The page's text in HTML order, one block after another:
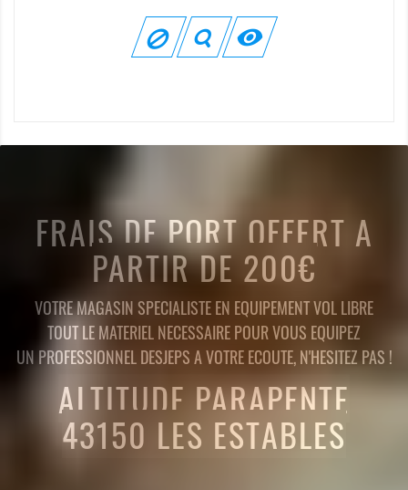
base

FRAIS DE PORT OFFERT A
PARTIR DE 200€
VOTRE MAGASIN SPECIALISTE EN EQUIPEMENT VOL LIBRE
TOUT LE MATERIEL NECESSAIRE POUR VOUS EQUIPEZ
UN PROFESSIONNEL DESJEPS A VOTRE ECOUTE, N'HESITEZ PAS !
ALTITUDE PARAPENTE
43150 LES ESTABLES